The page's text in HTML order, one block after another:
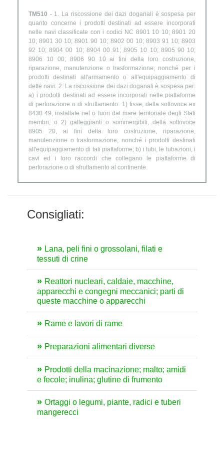
TM510 - 1. La riscossione dei dazi doganali è sospesa per
quanto concerne i prodotti destinati ad essere incorporati
nelle navi classificate con i codici NC 8901 10 10; 8901 20
10; 8901 30 10; 8901 90 10; 8902 00 10; 8903 91 10; 8903
92 10; 8904 00 10; 8904 00 91; 8905 10 10; 8905 90 10;
8906 10 00; 8906 90 10 ai fini della loro costruzione,
riparazione, manutenzione o trasformazione, nonché per i
prodotti destinati all'armamento o all'equipaggiamento di
dette navi. 2. La riscossione dei dazi doganali è sospesa per:
a) i prodotti destinati ad essere incorporati nelle piattaforme
di perforazione o di sfruttamento: 1) fisse, della sottovoce ex
8430 49, installate nel o fuori dal mare territoriale degli Stati
membri, o 2) galleggianti o sommergibili, della sottovoce
8905 20, ai fini della loro costruzione, riparazione,
manutenzione o trasformazione, nonché i prodotti destinati
all'equipaggiamento di tali piattaforme; b) i tubi, le tubazioni, i
cavi ed i loro raccordi che collegano le piattaforme di
perforazione o di sfruttamento al continente.
Consigliati:
Lana, peli fini o grossolani, filati e
tessuti di crine
Reattori nucleari, caldaie, macchine,
apparecchi e congegni meccanici; parti di
queste macchine o apparecchi
Rame e lavori di rame
Preparazioni alimentari diverse
Prodotti della macinazione; malto; amidi
e fecole; inulina; glutine di frumento
Ortaggi o legumi, piante, radici e tuberi
mangerecci